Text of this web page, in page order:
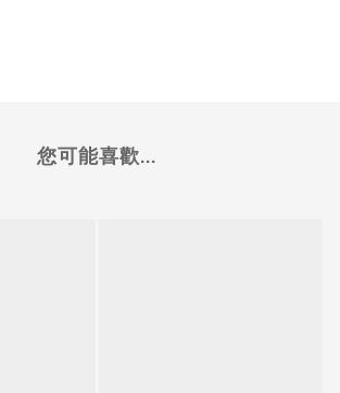
您可能喜歡...